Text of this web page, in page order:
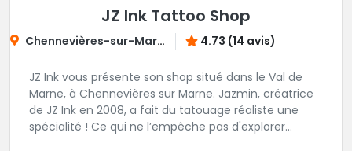
JZ Ink Tattoo Shop
Chennevières-sur-Marne 4.73 (14 avis)
JZ Ink vous présente son shop situé dans le Val de
Marne, à Chennevières sur Marne. Jazmin, créatrice
de JZ Ink en 2008, a fait du tatouage réaliste une
spécialité ! Ce qui ne l’empêche pas d'explorer